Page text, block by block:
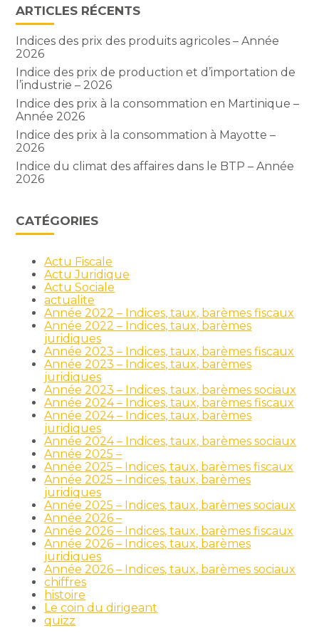
ARTICLES RÉCENTS
Indices des prix des produits agricoles – Année
2026
Indice des prix de production et d’importation de
l’industrie – 2026
Indice des prix à la consommation en Martinique –
Année 2026
Indice des prix à la consommation à Mayotte –
2026
Indice du climat des affaires dans le BTP – Année
2026
CATÉGORIES
Actu Fiscale
Actu Juridique
Actu Sociale
actualite
Année 2022 – Indices, taux, barèmes fiscaux
Année 2022 – Indices, taux, barèmes
juridiques
Année 2023 – Indices, taux, barèmes fiscaux
Année 2023 – Indices, taux, barèmes
juridiques
Année 2023 – Indices, taux, barèmes sociaux
Année 2024 – Indices, taux, barèmes fiscaux
Année 2024 – Indices, taux, barèmes
juridiques
Année 2024 – Indices, taux, barèmes sociaux
Année 2025 –
Année 2025 – Indices, taux, barèmes fiscaux
Année 2025 – Indices, taux, barèmes
juridiques
Année 2025 – Indices, taux, barèmes sociaux
Année 2026 –
Année 2026 – Indices, taux, barèmes fiscaux
Année 2026 – Indices, taux, barèmes
juridiques
Année 2026 – Indices, taux, barèmes sociaux
chiffres
histoire
Le coin du dirigeant
quizz